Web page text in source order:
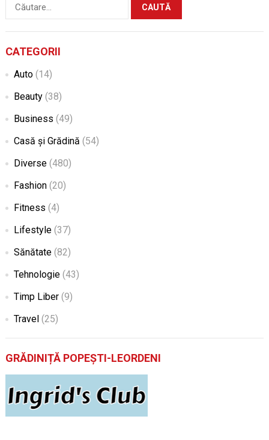
CATEGORII
Auto(14)
Beauty(38)
Business (49)
Casă și Grădină (54)
Diverse(480)
Fashion(20)
Fitness (4)
Lifestyle(37)
Sănătate(82)
Tehnologie(43)
Timp Liber(9)
Travel (25)
GRĂDINIȚĂ POPEȘTI-LEORDENI